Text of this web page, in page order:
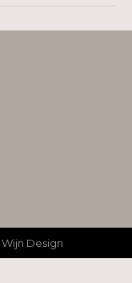
Wijn Design